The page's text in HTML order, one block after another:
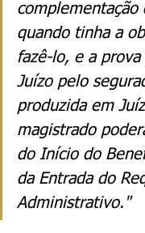
complementação
quando tinha a
fazê-lo, e a
Juízo pelo
produzida em
magistrado
do Início do
da Entrada do
Administrativo."